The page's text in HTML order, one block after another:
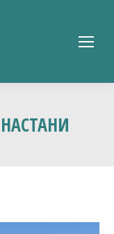
НАСТАНИ